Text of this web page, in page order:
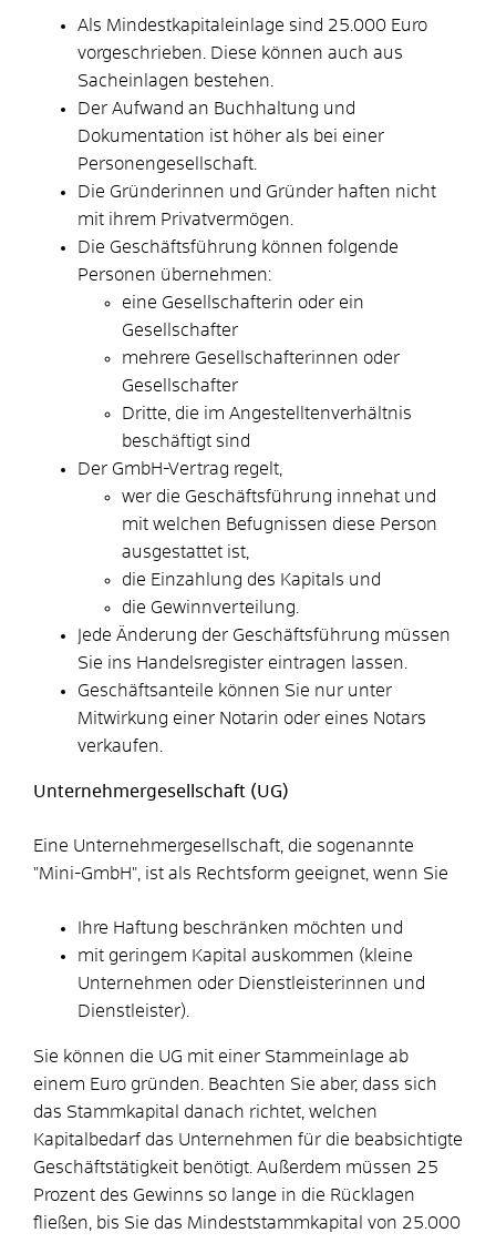
Als Mindestkapitaleinlage sind 25.000 Euro
vorgeschrieben. Diese können auch aus
Sacheinlagen bestehen.
Der Aufwand an Buchhaltung und
Dokumentation ist höher als bei einer
Personengesellschaft.
Die Gründerinnen und Gründer haften nicht
mit ihrem Privatvermögen.
Die Geschäftsführung können folgende
Personen übernehmen:
eine Gesellschafterin oder ein
Gesellschafter
mehrere Gesellschafterinnen oder
Gesellschafter
Dritte, die im Angestelltenverhältnis
beschäftigt sind
Der GmbH-Vertrag regelt,
wer die Geschäftsführung innehat und
mit welchen Befugnissen diese Person
ausgestattet ist,
die Einzahlung des Kapitals und
die Gewinnverteilung.
Jede Änderung der Geschäftsführung müssen
Sie ins Handelsregister eintragen lassen.
Geschäftsanteile können Sie nur unter
Mitwirkung einer Notarin oder eines Notars
verkaufen.
Unternehmergesellschaft (UG)
Eine Unternehmergesellschaft, die sogenannte
"Mini-GmbH", ist als Rechtsform geeignet, wenn Sie
Ihre Haftung beschränken möchten und
mit geringem Kapital auskommen (kleine
Unternehmen oder Dienstleisterinnen und
Dienstleister).
Sie können die UG mit einer Stammeinlage ab
einem Euro gründen. Beachten Sie aber, dass sich
das Stammkapital danach richtet, welchen
Kapitalbedarf das Unternehmen für die beabsichtigte
Geschäftstätigkeit benötigt. Außerdem müssen 25
Prozent des Gewinns so lange in die Rücklagen
fließen, bis Sie das Mindeststammkapital von 25.000